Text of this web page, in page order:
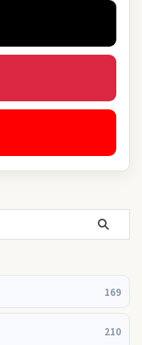
169
210